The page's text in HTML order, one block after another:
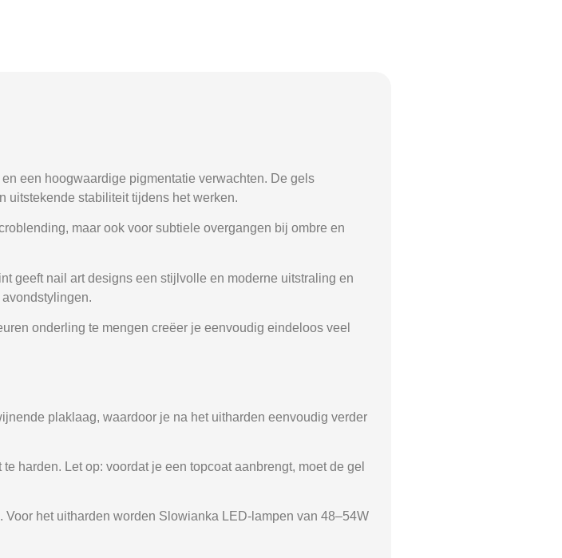
een hoogwaardige pigmentatie verwachten. De gels
uitstekende stabiliteit tijdens het werken.
maar ook voor subtiele overgangen bij ombre en
geeft nail art designs een stijlvolle en moderne uitstraling en
onderling te mengen creëer je eenvoudig eindeloos veel
plaklaag, waardoor je na het uitharden eenvoudig verder
harden. Let op: voordat je een topcoat aanbrengt, moet de gel
het uitharden worden Slowianka LED-lampen van 48–54W